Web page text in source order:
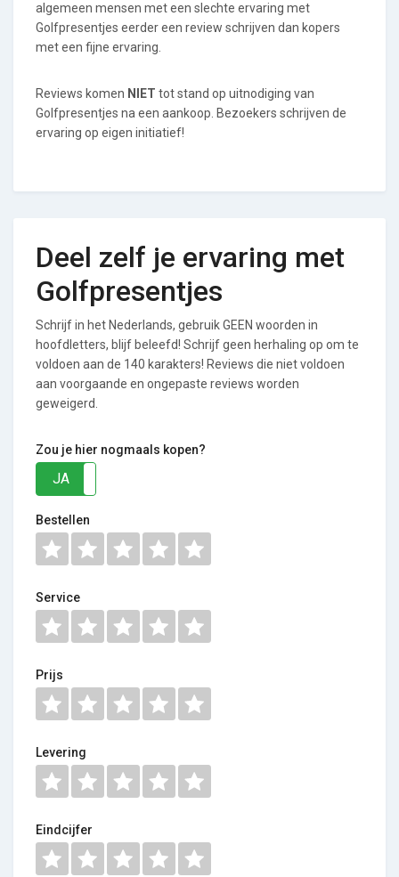
algemeen mensen met een slechte ervaring met
Golfpresentjes eerder een review schrijven dan kopers
met een fijne ervaring.
Reviews komen NIET tot stand op uitnodiging van
Golfpresentjes na een aankoop. Bezoekers schrijven de
ervaring op eigen initiatief!
Deel zelf je ervaring met
Golfpresentjes
Schrijf in het Nederlands, gebruik GEEN woorden in
hoofdletters, blijf beleefd! Schrijf geen herhaling op om te
voldoen aan de 140 karakters! Reviews die niet voldoen
aan voorgaande en ongepaste reviews worden
geweigerd.
Zou je hier nogmaals kopen?
JA
Bestellen
Service
Prijs
Levering
Eindcijfer